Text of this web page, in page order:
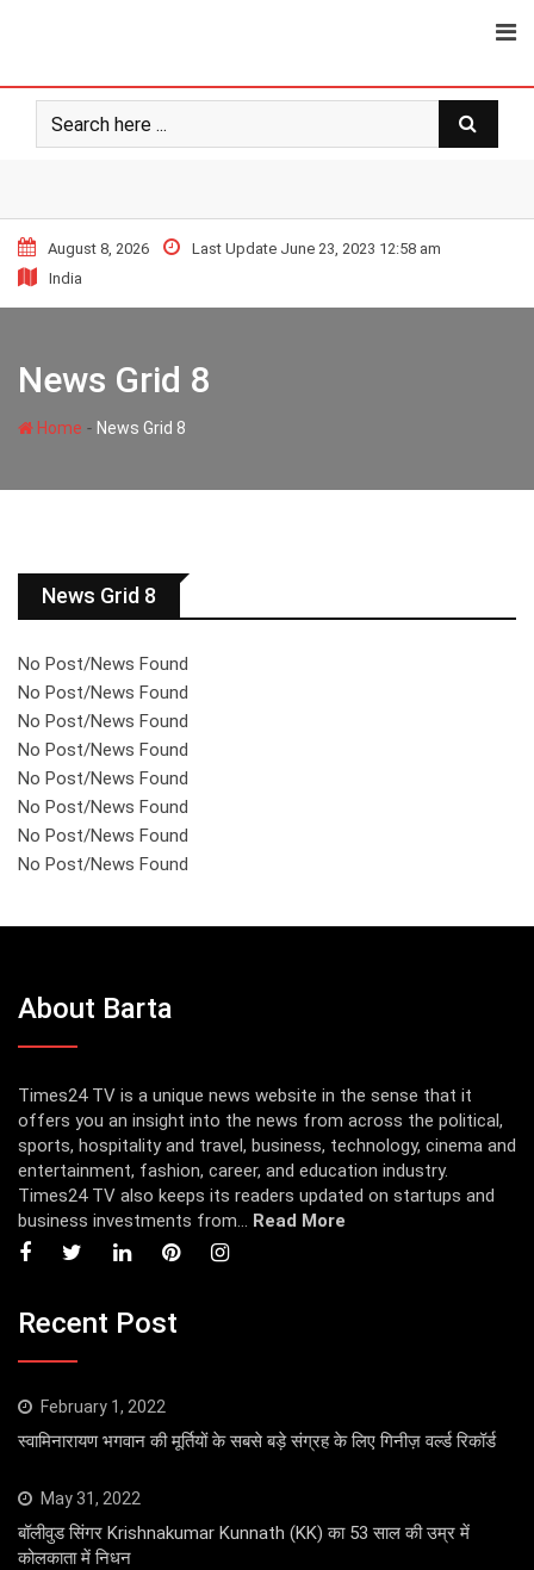
August 8, 2026
Last Update June 23, 2023 12:58 am
India
News Grid 8
Home - News Grid 8
News Grid 8
No Post/News Found
No Post/News Found
No Post/News Found
No Post/News Found
No Post/News Found
No Post/News Found
No Post/News Found
No Post/News Found
About Barta
Times24 TV is a unique news website in the sense that it
offers you an insight into the news from across the political,
sports, hospitality and travel, business, technology, cinema and
entertainment, fashion, career, and education industry.
Times24 TV also keeps its readers updated on startups and
business investments from... Read More
Recent Post
February 1, 2022
स्वामिनारायण भगवान की मूर्तियों के सबसे बड़े संग्रह के लिए गिनीज़ वर्ल्ड रिकॉर्ड
May 31, 2022
बॉलीवुड सिंगर Krishnakumar Kunnath (KK) का 53 साल की उम्र में
कोलकाता में निधन